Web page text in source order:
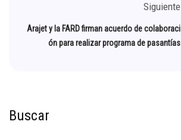
Siguiente
Arajet y la FARD firman acuerdo de colaboraci
ón para realizar programa de pasantías
Buscar